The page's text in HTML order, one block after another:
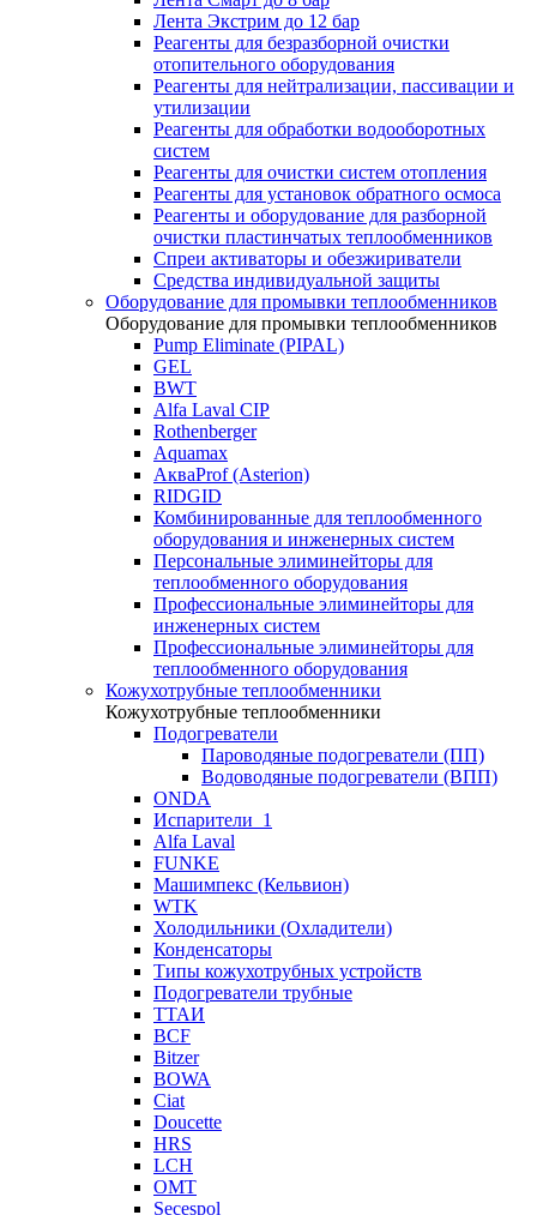
Лента Экстрим до 12 бар
Реагенты для безразборной очистки
отопительного оборудования
Реагенты для нейтрализации, пассивации и
утилизации
Реагенты для обработки водооборотных
систем
Реагенты для очистки систем отопления
Реагенты для установок обратного осмоса
Реагенты и оборудование для разборной
очистки пластинчатых теплообменников
Спреи активаторы и обезжириватели
Средства индивидуальной защиты
Оборудование для промывки теплообменников
Оборудование для промывки теплообменников
Pump Eliminate (PIPAL)
GEL
BWT
Alfa Laval CIP
Rothenberger
Aquamax
АкваProf (Asterion)
RIDGID
Комбинированные для теплообменного
оборудования и инженерных систем
Персональные элиминейторы для
теплообменного оборудования
Профессиональные элиминейторы для
инженерных систем
Профессиональные элиминейторы для
теплообменного оборудования
Кожухотрубные теплообменники
Кожухотрубные теплообменники
Подогреватели
Пароводяные подогреватели (ПП)
Водоводяные подогреватели (ВПП)
ONDA
Испарители_1
Alfa Laval
FUNKE
Машимпекс (Кельвион)
WTK
Холодильники (Охладители)
Конденсаторы
Типы кожухотрубных устройств
Подогреватели трубные
ТТАИ
BCF
Bitzer
BOWA
Ciat
Doucette
HRS
LCH
OMT
Secespol